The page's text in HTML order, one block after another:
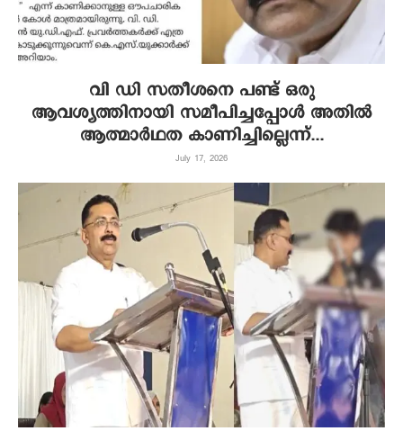
വി ഡി സതീശനെ പണ്ട് ഒരു
ആവശ്യത്തിനായി സമീപിച്ചപ്പോള്‍ അതില്‍
ആത്മാര്‍ഥത കാണിച്ചില്ലെന്ന്...
July 17, 2026